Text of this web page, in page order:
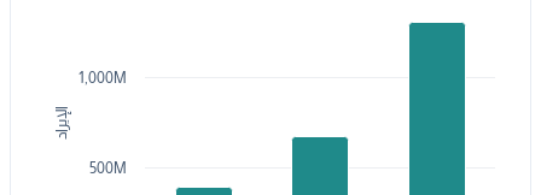
الإيراد
500M
1,000M